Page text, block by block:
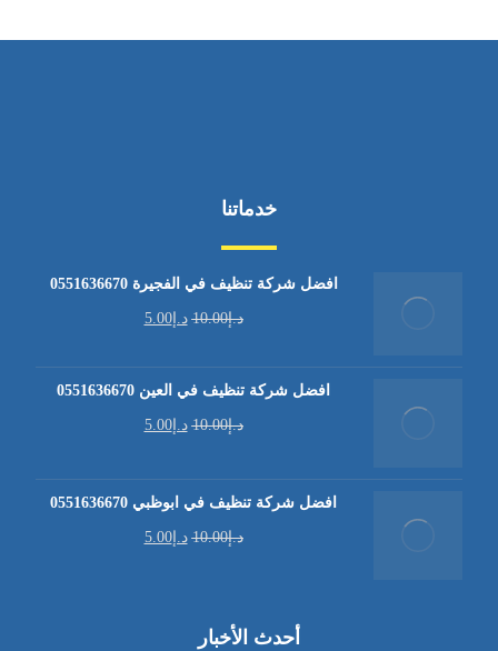
خدماتنا
افضل شركة تنظيف في الفجيرة 0551636670
د.إ10.00 د.إ5.00
افضل شركة تنظيف في العين 0551636670
د.إ10.00 د.إ5.00
افضل شركة تنظيف في ابوظبي 0551636670
د.إ10.00 د.إ5.00
أحدث الأخبار